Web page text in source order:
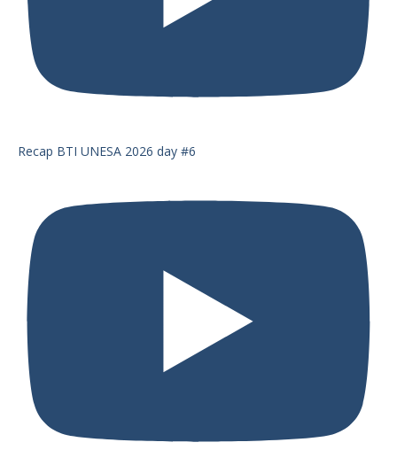
Recap BTI UNESA 2026 day #6